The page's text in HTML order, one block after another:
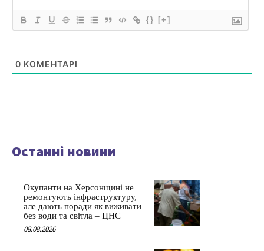
{} [+]
0 КОМЕНТАРІ
Останні новини
Окупанти на Херсонщині не
ремонтують інфраструктуру,
але дають поради як виживати
без води та світла – ЦНС
08.08.2026